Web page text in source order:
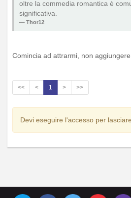
oltre la commedia romantica è
significativa.
Thor12
Comincia ad attrarmi, non aggiungere
<< < 1 > >>
Devi eseguire l'accesso per